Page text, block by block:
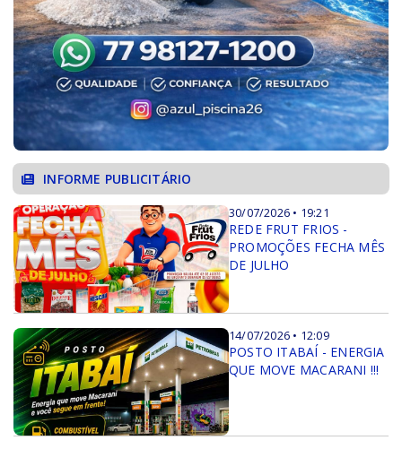
INFORME PUBLICITÁRIO
30/07/2026 • 19:21
REDE FRUT FRIOS -
PROMOÇÕES FECHA MÊS
DE JULHO
14/07/2026 • 12:09
POSTO ITABAÍ - ENERGIA
QUE MOVE MACARANI !!!